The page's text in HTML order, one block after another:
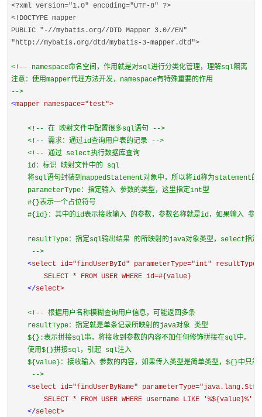
<!DOCTYPE mapper
PUBLIC "-//mybatis.org//DTD Mapper 3.0//EN"
"http://mybatis.org/dtd/mybatis-3-mapper.dtd">
<!-- namespace命名空间，作用就是对sql进行分类化管理，理解sql隔离
注意：使用mapper代理方法开发，namespace有特殊重要的作用
<mapper namespace="test">
<!-- 在 映射文件中配置很多sql语句 -->
<!-- 需求：通过id查询用户表的记录 -->
<!-- 通过 select执行数据库查询
    id：标识 映射文件中的 sql
将sql语句封装到mappedStatement对象中，所以将id称为statement的
    parameterType：指定输入 参数的类型，这里指定int型
    #{}表示一个占位符号
#{id}：其中的id表示接收输入 的参数，参数名称就是id，如果输入 参
resultType：指定sql输出结果 的所映射的java对象类型，select指
     -->
<select id="findUserById" parameterType="int" resultType=
        SELECT * FROM USER WHERE id=#{value}
</select>
<!-- 根据用户名称模糊查询用户信息，可能返回多条
    resultType：指定就是单条记录所映射的java对象 类型
    ${}:表示拼接sql串，将接收到参数的内容不加任何修饰拼接在sql中。
    使用${}拼接sql，引起 sql注入
${value}：接收输入 参数的内容，如果传入类型是简单类型，${}中只
     -->
<select id="findUserByName" parameterType=
        SELECT * FROM USER WHERE username LIKE '%${value}%'
</select>